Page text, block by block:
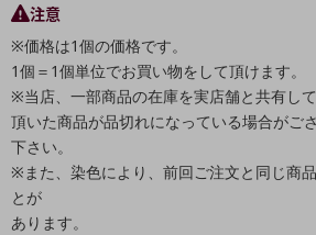
注意
※価格は1個の価格です。
1個＝1個単位でお買い物をして頂けます。
※当店、一部商品の在庫を実店舗と共有し
頂いた商品が品切れになっている場合がご
下さい。
※また、染色により、前回ご注文と同じ商
とが
あります。